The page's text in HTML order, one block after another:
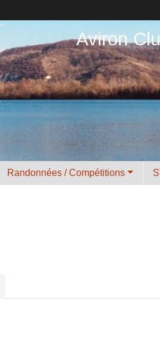
Aviron
Randonnées / Compétitions